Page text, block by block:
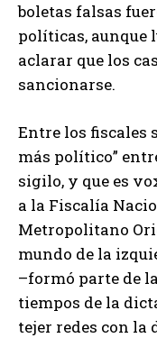
boletas falsas
políticas, aunque
aclarar que los
sancionarse.
Entre los fiscales
más político”
sigilo, y que es
a la Fiscalía
Metropolitano
mundo de la
–formó parte de
tiempos de la
tejer redes con la